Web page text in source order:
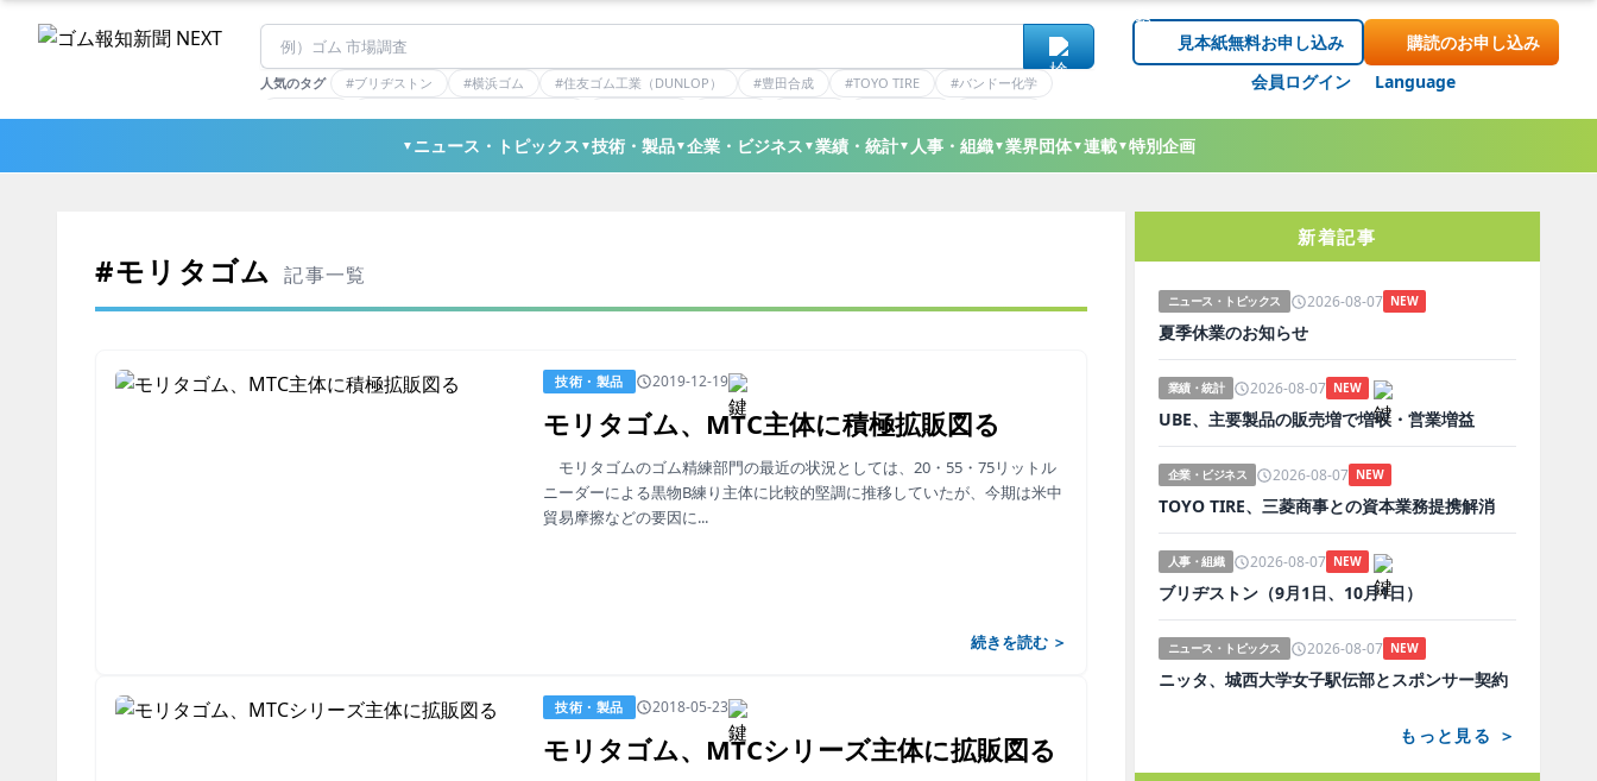
人気のタグ #ブリヂストン #横浜ゴム #住友ゴム工業（DUNLOP） #豊田合成 #TOYO TIRE
#バンドー化学
#東ソー
見本紙無料お申し込み
購読のお申し込み
会員ログイン
Language
▼ ニュース・トピックス ▼技術・製品▼企業・ビジネス ▼業績・統計▼ 人事・組織▼業界団体▼連載▼特別企画
#モリタゴム 記事一覧
技術・製品 2019-12-19
モリタゴム、MTC主体に積極拡販図る
モリタゴムのゴム精練部門の最近の状況としては、20・55・75リットル
ニーダーによる黒物B練り主体に比較的堅調に推移していたが、今期は米中
貿易摩擦などの要因に...
続きを読む ＞
技術・製品 2018-05-23
モリタゴム、MTCシリーズ主体に拡販図る
新着記事
ニュース・トピックス 2026-08-07 NEW
夏季休業のお知らせ
業績・統計 2026-08-07 NEW
UBE、主要製品の販売増で増収・営業増益
企業・ビジネス 2026-08-07 NEW
TOYO TIRE、三菱商事との資本業務提携解消
人事・組織 2026-08-07 NEW
ブリヂストン（9月1日、10月1日）
ニュース・トピックス 2026-08-07 NEW
ニッタ、城西大学女子駅伝部とスポンサー契約
もっと見る ＞